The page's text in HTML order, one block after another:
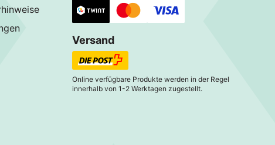
Versand
Online verfügbare Produkte werden in der Regel
innerhalb von 1-2 Werktagen zugestellt.